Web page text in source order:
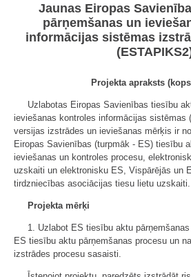
Jaunas Eiropas
pārņemšanas un
informācijas sistēmas
Projekta apraksts
Uzlabotas Eiropas Savienības tiesību
ieviešanas kontroles informācijas sistēmas
versijas izstrādes un ieviešanas mērķis ir
Eiropas Savienības (turpmāk - ES) tiesību
ieviešanas un kontroles procesu,
uzskaiti un elektronisku ES, Vispārējās un
tirdzniecības asociācijas tiesu lietu uzskaiti.
Projekta mērķi
1. Uzlabot ES tiesību aktu
ES tiesību aktu pārņemšanas procesu un
izstrādes procesu sasaisti.